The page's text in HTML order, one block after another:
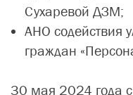
Сухаревой ДЗМ;
АНО содействия
граждан
30 мая 2024 года